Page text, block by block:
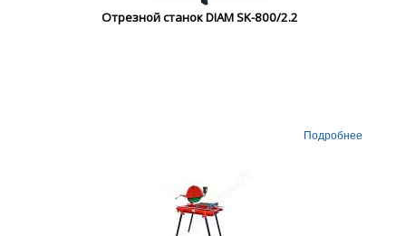
Отрезной станок DIAM SK-800/2.2
Подробнее